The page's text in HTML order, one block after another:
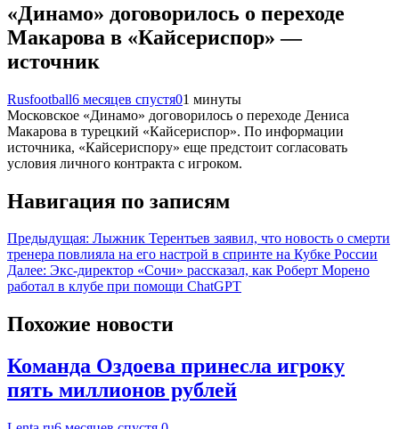
«Динамо» договорилось о переходе
Макарова в «Кайсериспор» —
источник
Rusfootball6 месяцев спустя01 минуты
Московское «Динамо» договорилось о переходе Дениса
Макарова в турецкий «Кайсериспор». По информации
источника, «Кайсериспору» еще предстоит согласовать
условия личного контракта с игроком.
Навигация по записям
Предыдущая: Лыжник Терентьев заявил, что новость о смерти
тренера повлияла на его настрой в спринте на Кубке России
Далее: Экс-директор «Сочи» рассказал, как Роберт Морено
работал в клубе при помощи ChatGPT
Похожие новости
Команда Оздоева принесла игроку
пять миллионов рублей